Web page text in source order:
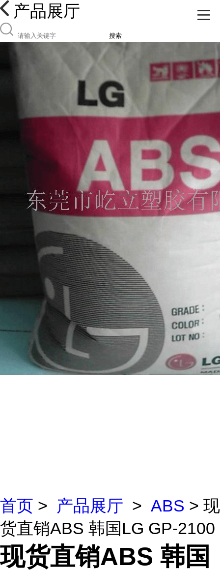
产品展厅
搜索
首页 > 产品展厅 > ABS > 现
货直销ABS 韩国LG GP-2100
现货直销ABS 韩国